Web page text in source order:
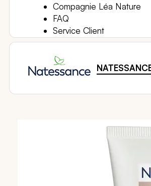
Compagnie Léa Nature
FAQ
Service Client